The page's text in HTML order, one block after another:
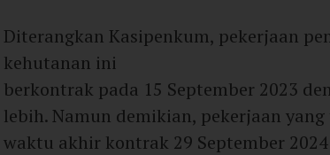
Diterangkan Kasipenkum, pekerjaan
kehutanan ini
berkontrak pada 15 September 2023
lebih. Namun demikian, pekerjaan
waktu akhir kontrak 29 September